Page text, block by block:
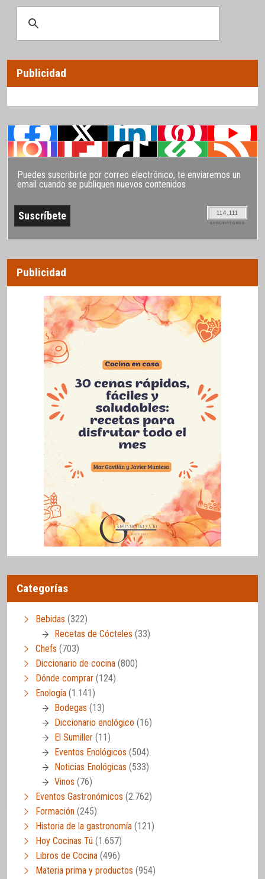
Publicidad
Puedes suscribirte por correo electrónico, te enviaremos un
email cuando se publiquen nuevos contenidos
114.111
SUSCRIPTORES
Publicidad
Categorías
Bebidas (322)
Recetas de Cócteles (33)
Chefs (703)
Diccionario de cocina (800)
Dónde comprar (124)
Enología (1.141)
Bodegas (13)
Diccionario enológico (16)
El Sumiller (11)
Eventos Enológicos (504)
Noticias Enológicas (533)
Vinos (76)
Eventos Gastronómicos (2.762)
Formación (245)
Historia de la gastronomía (121)
Hoy Cocinas Tú (1.657)
Libros de Cocina (496)
Materia prima y productos (954)